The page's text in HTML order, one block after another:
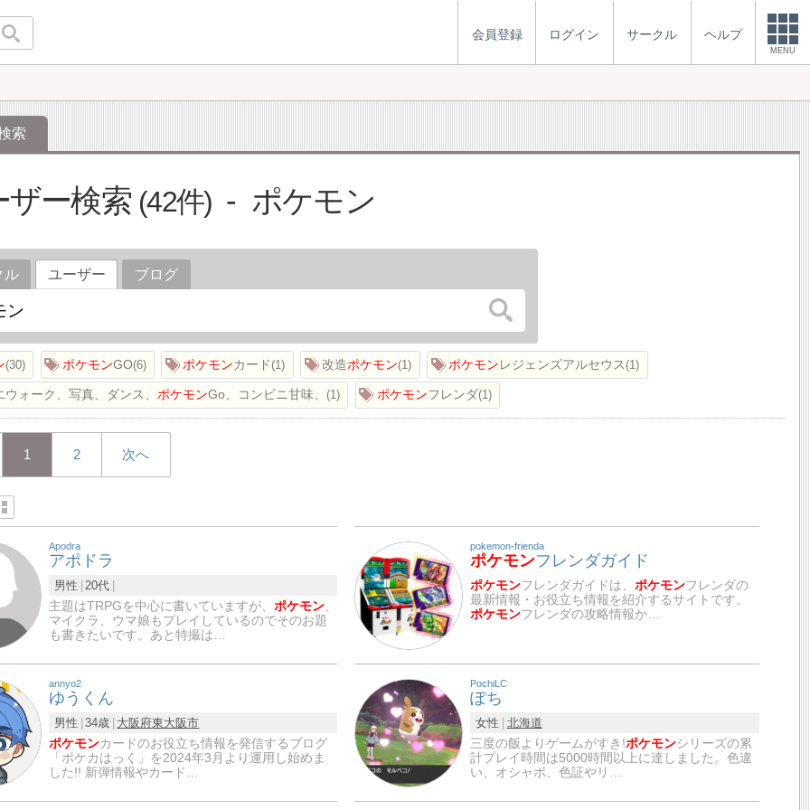
会員登録 ログイン サークル ヘルプ
MENU
索
ザー検索 42 ポケモン
ル ユーザー ブログ
30 ポケモンGO 6 ポケモンカード 1 改造ポケモン 1 ポケモンレジェンズアルセウス 1
ウォーク、写真、ダンス、 ポケモンGo、コンビニ甘味、 1 ポケモンフレンダ 1
1 2 次へ
Apodra
アポドラ
男性
20代
主題はTRPGを中心に書いていますが、 ポケモン、
マイクラ、ウマ娘もプレイしているのでそのお題
も書きたいです。あと特撮は…
pokemon-frienda
ポケモンフレンダガイド
ポケモンフレンダガイドは、ポケモンフレンダの
最新情報・お役立ち情報を紹介するサイトです。
ポケモンフレンダの攻略情報か…
annyo2
ゆうくん
男性 34歳 大阪府東大阪市
ポケモンカードのお役立ち情報を発信するブログ
「ポケカはっく」を2024年3月より運用し始めま
した!! 新弾情報やカード…
PochiLC
ぽち
女性
北海道
三度の飯よりゲームがすき!ポケモンシリーズの累
計プレイ時間は5000時間以上に達しました。色違
い、オシャボ、色証やリ…